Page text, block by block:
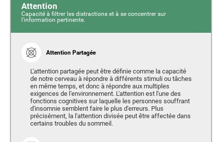
Attention
Capacité à filtrer les distractions et à se concentrer sur
l'information pertinente.
Attention Partagée
L'attention partagée peut être définie comme la capacité
de notre cerveau à répondre à différents stimuli ou tâches
en même temps, et donc à répondre aux multiples
exigences de l'environnement. L'attention est l'une des
fonctions cognitives sur laquelle les personnes souffrant
d'insomnie semblent faire le plus d'erreurs. Plus
précisément, la l'attention divisée peut être affectée dans
certains troubles du sommeil.